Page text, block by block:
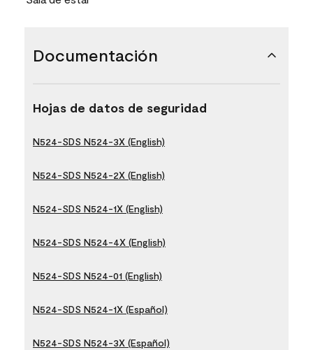
Documentación
Hojas de datos de seguridad
N524-SDS N524-3X (English)
N524-SDS N524-2X (English)
N524-SDS N524-1X (English)
N524-SDS N524-4X (English)
N524-SDS N524-01 (English)
N524-SDS N524-1X (Español)
N524-SDS N524-3X (Español)